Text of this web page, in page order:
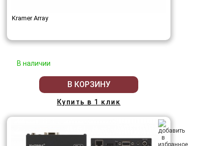
Kramer Array
В наличии
В КОРЗИНУ
Купить в 1 клик